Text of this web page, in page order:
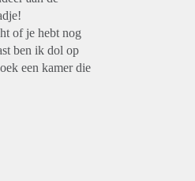
of je hebt nog
ben ik dol op
een kamer die